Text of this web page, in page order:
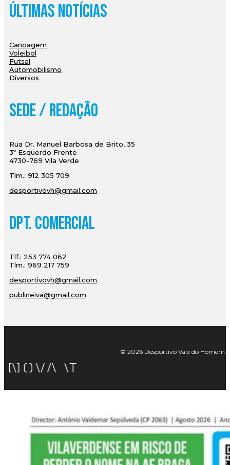
Últimas Notícias
Canoagem
Voleibol
Futsal
Automobilismo
Diversos
Sede / Redação
Rua Dr. Manuel Barbosa de Brito, 35
3º Esquerdo Frente
4730-769 Vila Verde
Tlm.: 912 305 709
desportivovh@gmail.com
Dpt. Comercial
Tlf.: 253 774 062
Tlm.: 969 217 759
desportivovh@gmail.com
publineiva@gmail.com
© 2026 Desportivo Vale do Homem.